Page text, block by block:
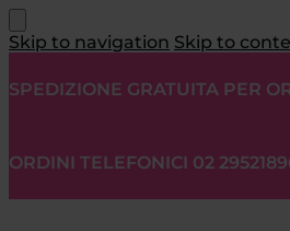
Skip to navigation Skip to
SPEDIZIONE GRATUITA PER
ORDINI TELEFONICI 02